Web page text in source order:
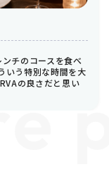
チのコースを食べ
いう特別な時間を大
の良さだと思い